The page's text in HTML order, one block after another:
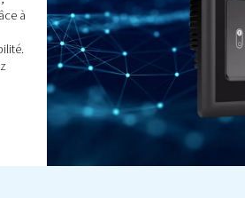
l’efficacité de votre
grâce à des
un service d’experts.
détachées d’origine
et aux audits,
assurez la fiabilité des
compresseur d’air.